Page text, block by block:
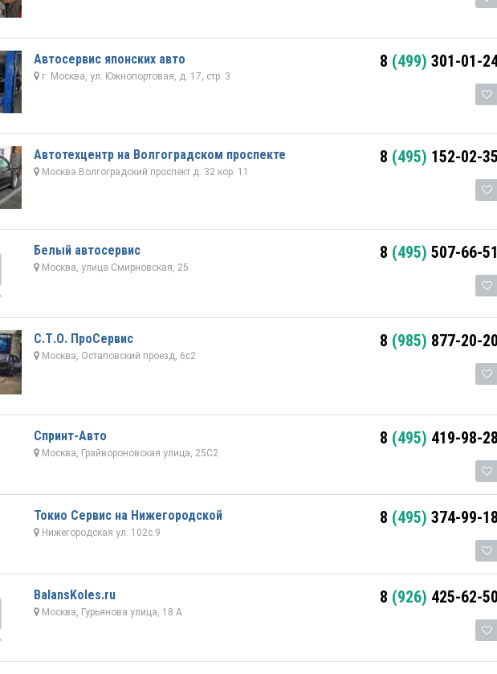
Автосервис японских авто
г. Москва, ул. Южнопортовая, д. 17, стр. 3
8 (499) 301-01-
Автотехцентр на Волгоградском проспекте
Москва Волгоградский проспект д. 32 кор. 11
8 (495) 152-02-35
Белый автосервис
Москва, улица Смирновская, 25
8 (495) 507-66-51
С.Т.О. ПроСервис
Москва, Остаповский проезд, 6с2
8 (985) 877-20-20
Спринт-Авто
Москва, Грайвороновская улица, 25С2
8 (495) 419-98-28
Токио Сервис на Нижегородской
Нижегородская ул. 102с.9
8 (495) 374-99-18
BalansKoles.ru
Москва, Гурьянова улица, 18 А
8 (926) 425-62-50